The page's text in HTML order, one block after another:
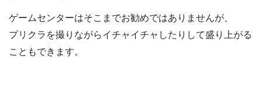
ゲームセンターはそこまでお勧めではありませんが、
プリクラを撮りながらイチャイチャしたりして盛り上がる
こともできます。